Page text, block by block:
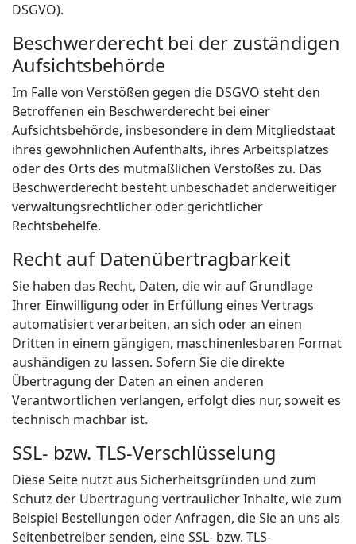
DSGVO).
Beschwerde­recht bei der zuständigen
Aufsichts­behörde
Im Falle von Verstößen gegen die DSGVO steht den
Betroffenen ein Beschwerderecht bei einer
Aufsichtsbehörde, insbesondere in dem Mitgliedstaat
ihres gewöhnlichen Aufenthalts, ihres Arbeitsplatzes
oder des Orts des mutmaßlichen Verstoßes zu. Das
Beschwerderecht besteht unbeschadet anderweitiger
verwaltungsrechtlicher oder gerichtlicher
Rechtsbehelfe.
Recht auf Daten­übertrag­barkeit
Sie haben das Recht, Daten, die wir auf Grundlage
Ihrer Einwilligung oder in Erfüllung eines Vertrags
automatisiert verarbeiten, an sich oder an einen
Dritten in einem gängigen, maschinenlesbaren Format
aushändigen zu lassen. Sofern Sie die direkte
Übertragung der Daten an einen anderen
Verantwortlichen verlangen, erfolgt dies nur, soweit es
technisch machbar ist.
SSL- bzw. TLS-Verschlüsselung
Diese Seite nutzt aus Sicherheitsgründen und zum
Schutz der Übertragung vertraulicher Inhalte, wie zum
Beispiel Bestellungen oder Anfragen, die Sie an uns als
Seitenbetreiber senden, eine SSL- bzw. TLS-